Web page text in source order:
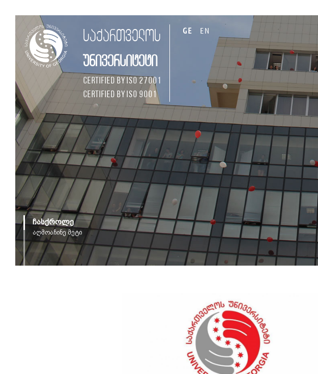
საქართველოს
უნივერსიტეტი
Certified by ISO 27001
Certified by ISO 9001
GE EN
ჩასქროლე
აღმოაჩინე მეტი
იხილეთ მეტი